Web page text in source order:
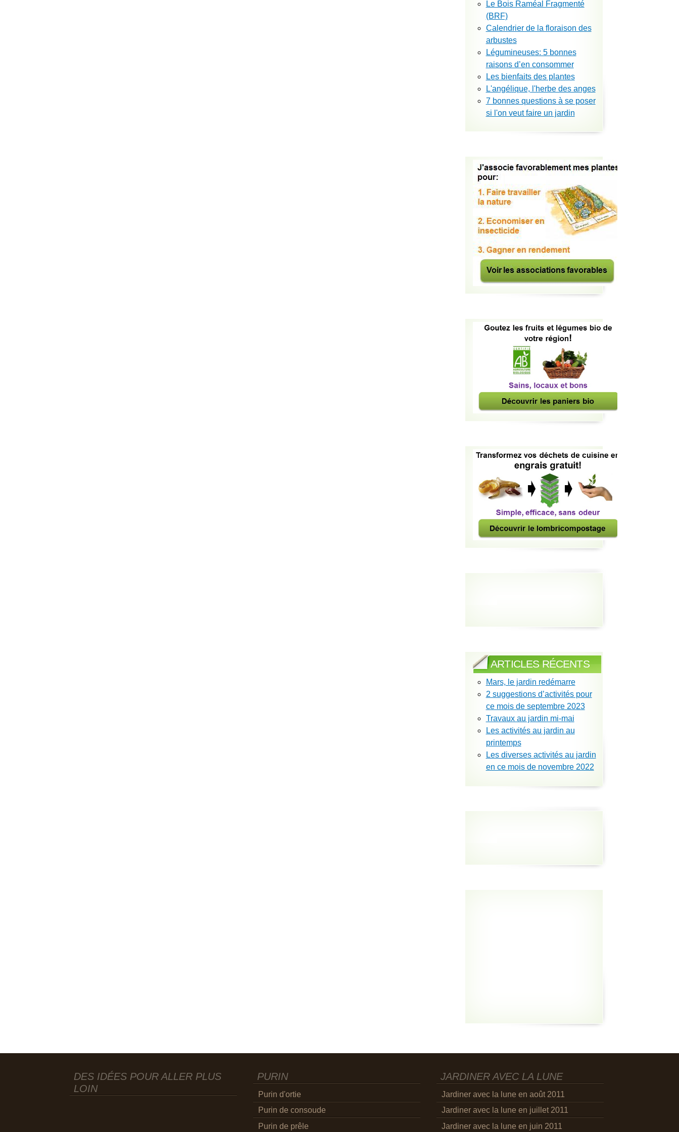
Le Bois Raméal Fragmenté
(BRF)
Calendrier de la floraison des
arbustes
Légumineuses: 5 bonnes
raisons d’en consommer
Les bienfaits des plantes
L'angélique, l'herbe des anges
7 bonnes questions à se poser
si l'on veut faire un jardin
ARTICLES RÉCENTS
Mars, le jardin redémarre
2 suggestions d’activités pour
ce mois de septembre 2023
Travaux au jardin mi-mai
Les activités au jardin au
printemps
Les diverses activités au jardin
en ce mois de novembre 2022
DES IDÉES POUR ALLER PLUS
LOIN
PURIN
Purin d'ortie
Purin de consoude
Purin de prêle
JARDINER AVEC LA LUNE
Jardiner avec la lune en août 2011
Jardiner avec la lune en juillet 2011
Jardiner avec la lune en juin 2011